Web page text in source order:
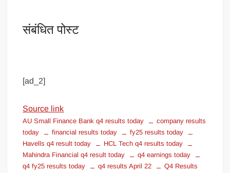
संबंधित पोस्ट
[ad_2]
Source link
AU Small Finance Bank q4 results today
company results
today
financial results today
fy25 results today
Havells q4 result today
HCL Tech q4 results today
Mahindra Financial q4 result today
q4 earnings today
q4 fy25 results today
q4 results April 22
Q4 Results